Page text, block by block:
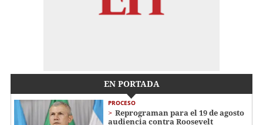
EN PORTADA
PROCESO
Reprograman para el 19 de agosto
audiencia contra Roosevelt